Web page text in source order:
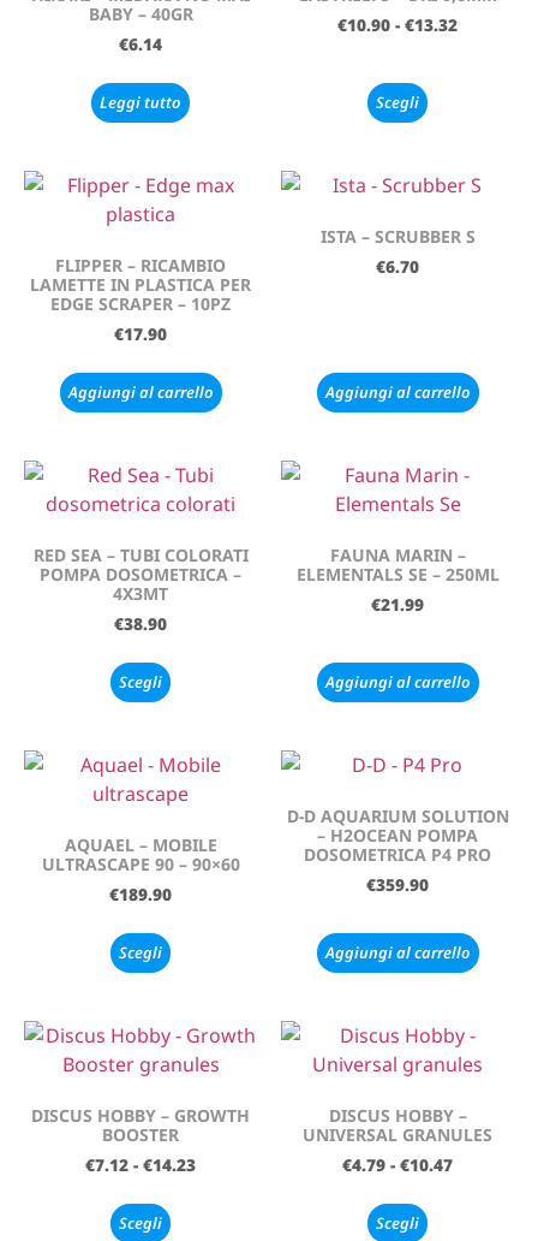
BABY – 40GR
€6.14
Leggi tutto
€10.90 - €13.32
Scegli
FLIPPER – RICAMBIO
LAMETTE IN PLASTICA PER
EDGE SCRAPER – 10PZ
€17.90
Aggiungi al carrello
ISTA – SCRUBBER S
€6.70
Aggiungi al carrello
RED SEA – TUBI COLORATI
POMPA DOSOMETRICA –
4X3MT
€38.90
Scegli
FAUNA MARIN –
ELEMENTALS SE – 250ML
€21.99
Aggiungi al carrello
AQUAEL – MOBILE
ULTRASCAPE 90 – 90×60
€189.90
Scegli
D-D AQUARIUM SOLUTION
– H2OCEAN POMPA
DOSOMETRICA P4 PRO
€359.90
Aggiungi al carrello
DISCUS HOBBY – GROWTH
BOOSTER
€7.12 - €14.23
Scegli
DISCUS HOBBY –
UNIVERSAL GRANULES
€4.79 - €10.47
Scegli